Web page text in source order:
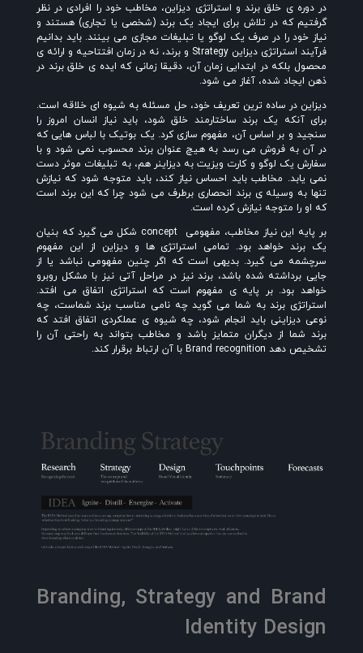
در دوره ی خلق برند و استراتژی دیزاین، مخاطب خود را افرادی در نظر
گرفتیم که در تلاش برای ایجاد یک برند (شخصی یا تجاری) هستند و
نیاز خود را در صرف یک لوگو یا تبلیغات مجازی می بینند. باید بدانیم
فرآیند استراتژی دیزاین Strategy و برند، نه در زمان افتتاحیه و ارائه ی
محصول بلکه در ابتدایی زمان آن، دقیقا زمانی که ایده ی خلق برند در
ذهن ایجاد شده، آغاز می شود.
دیزاین در ساده ترین تعریف خود، حل مسئله به شیوه ای خلاقه است.
برای آنکه یک برند ساختارمند خلق شود، باید نیاز انسان امروز را
سنجید و بر اساس آن، مفهوم سازی کرد. یک بوتیک با لباس هایی که
در آن به فروش می رسد به هیچ عنوان برند محسوب نمی شود و با
سفارش یک لوگو و کارت ویزیت به دیزاینر هم، به تبلیغات موثر دست
نمی یابد. مخاطب باید احساس نیاز کند، باید متوجه شود که نیازش
تنها به وسیله ی برند انحصاری برطرف می شود چرا که این برند است
که او را متوجه نیازش کرده است.
بر پایه این نیاز مخاطب، مفهومی
concept شکل می گیرد که بنیان
یک برند خواهد بود. تمامی استراتژی ها و دیزاین از این مفهوم
سرچشمه می گیرد. بدیهی است که اگر چنین مفهومی نباشد یا از
جایی برداشته شده باشد، برند نیز در مراحل آتی نیز با مشکل روبرو
خواهد بود. بر پایه ی مفهوم است که استراتژی اتفاق می افتد.
استراتژی برند به شما می گوید چه نامی مناسب برند شماست، چه
نوعی دیزاینی باید انجام شود، چه شیوه ی عملکردی اتفاق افتد که
برند شما از دیگران متمایز باشد و مخاطب بتواند به راحتی آن را
تشخیص دهد Brand recognition با آن ارتباط برقرار کند.
Branding, Strategy and Brand
Identity Design